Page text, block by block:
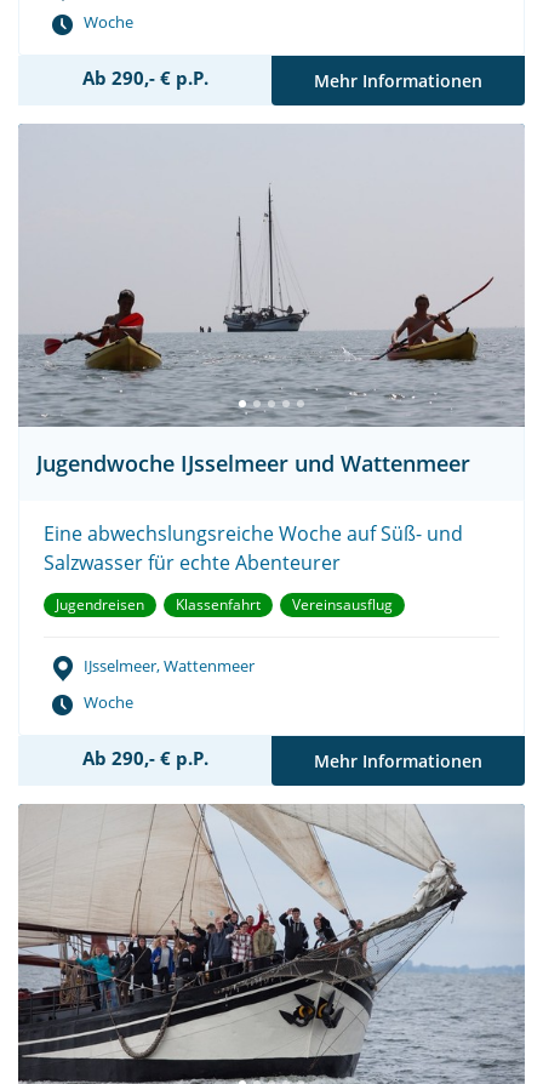
Woche
Ab 290,- € p.P. Mehr Informationen
Jugendwoche IJsselmeer und Wattenmeer
Eine abwechslungsreiche Woche auf Süß- und
Salzwasser für echte Abenteurer
Jugendreisen Klassenfahrt Vereinsausflug
IJsselmeer, Wattenmeer
Woche
Ab 290,- € p.P. Mehr Informationen